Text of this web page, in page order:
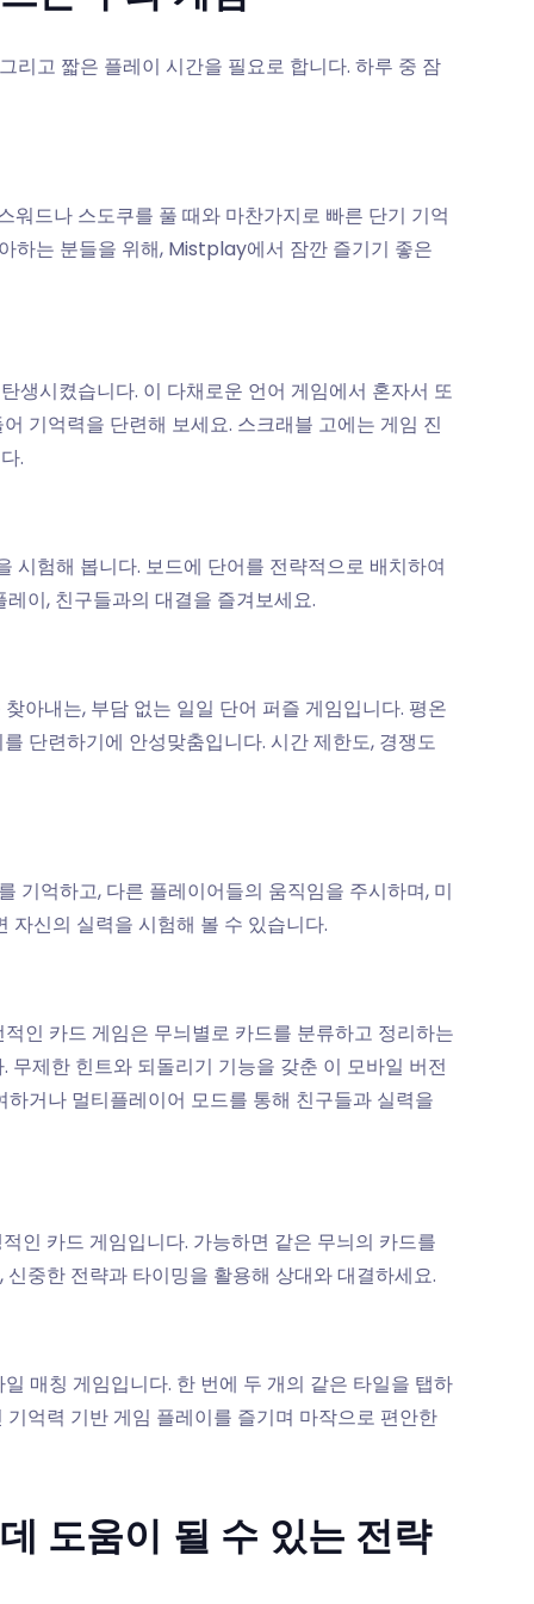
리고 짧은 플레이 시간을 필요로 합니다. 하루 중 잠
워드나 스도쿠를 풀 때와 마찬가지로 빠른 단기 기억
하는 분들을 위해, Mistplay에서 잠깐 즐기기 좋은
생시켰습니다. 이 다채로운 언어 게임에서 혼자서 또
기억력을 단련해 보세요. 스크래블 고에는 게임 진
.
험해 봅니다. 보드에 단어를 전략적으로 배치하여
이, 친구들과의 대결을 즐겨보세요.
아내는, 부담 없는 일일 단어 퍼즐 게임입니다. 평온
단련하기에 안성맞춤입니다. 시간 제한도, 경쟁도
기억하고, 다른 플레이어들의 움직임을 주시하며, 미
자신의 실력을 시험해 볼 수 있습니다.
인 카드 게임은 무늬별로 카드를 분류하고 정리하는
제한 힌트와 되돌리기 기능을 갖춘 이 모바일 버전
하거나 멀티플레이어 모드를 통해 친구들과 실력을
인 카드 게임입니다. 가능하면 같은 무늬의 카드를
중한 전략과 타이밍을 활용해 상대와 대결하세요.
매칭 게임입니다. 한 번에 두 개의 같은 타일을 탭하
억력 기반 게임 플레이를 즐기며 마작으로 편안한
도움이 될 수 있는 전략